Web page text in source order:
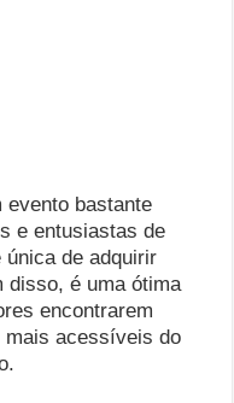
evento bastante
e entusiastas de
única de adquirir
disso, é uma ótima
encontrarem
mais acessíveis do